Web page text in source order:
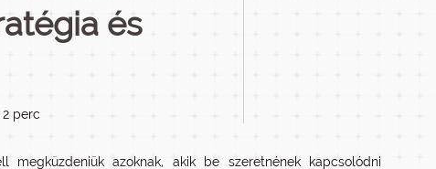
és
perc
megküzdeniük azoknak, akik be szeretnének kapcsolódni